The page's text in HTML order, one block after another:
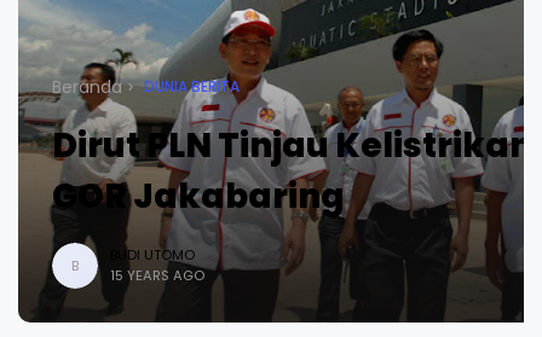
Beranda DUNIA BERITA
Dirut PLN Tinjau Kelistrikan
GOR Jakabaring
B
BUDI UTOMO
15 YEARS AGO